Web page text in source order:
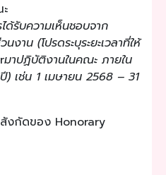
ด้รับความเห็นชอบจาก
าน (โปรดระบุระยะเวลาที่ให้
มาปฏิบัติงานในคณะ ภายใน
ปี) เช่น 1 เมษายน 2568 – 31
งกัดของ Honorary